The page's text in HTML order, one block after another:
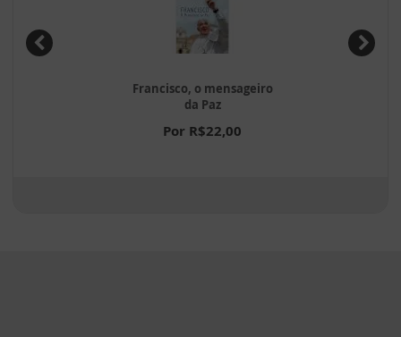
Francisco, o mensageiro
da Paz
Por R$22,00